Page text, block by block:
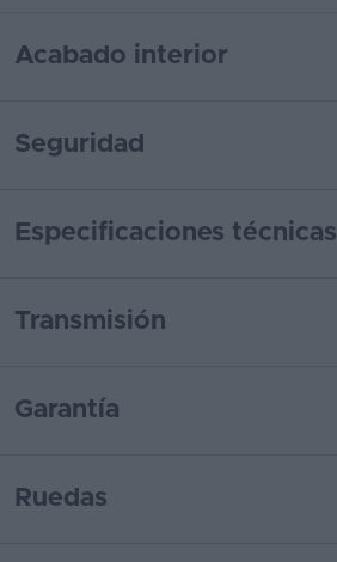
Acabado interior
Seguridad
Especificaciones técnicas
Transmisión
Garantía
Ruedas